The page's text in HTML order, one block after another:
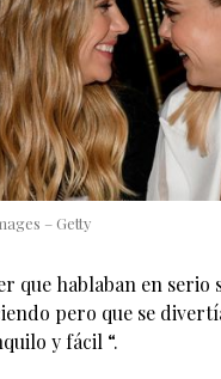
– Getty
que hablaban en serio
pero que se
y fácil “.